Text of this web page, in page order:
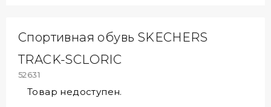
Спортивная обувь SKECHERS
TRACK-SCLORIC
52631
Товар недоступен.